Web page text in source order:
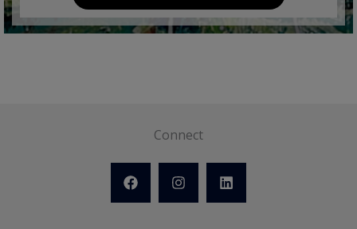
Connect